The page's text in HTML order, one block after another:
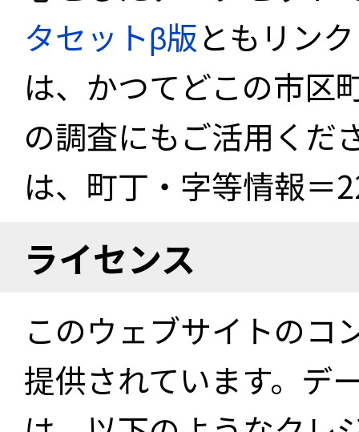
タセットβ版ともリン
は、かつてどこの市区
の調査にもご活用くだ
は、町丁・字等情報＝
ライセンス
このウェブサイトのコ
提供されています。デ